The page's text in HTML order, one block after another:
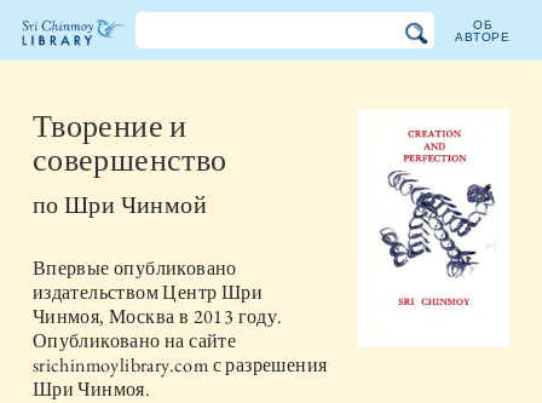
Библиотека
Шри
Чинмоя
ОБ
АВТОРЕ
Творение и
совершенство
поШри Чинмой
Впервые опубликовано
издательствомЦентр Шри
Чинмоя, Москвав 2013 году.
Опубликовано на сайте
srichinmoylibrary.com с разрешения
Шри Чинмоя.